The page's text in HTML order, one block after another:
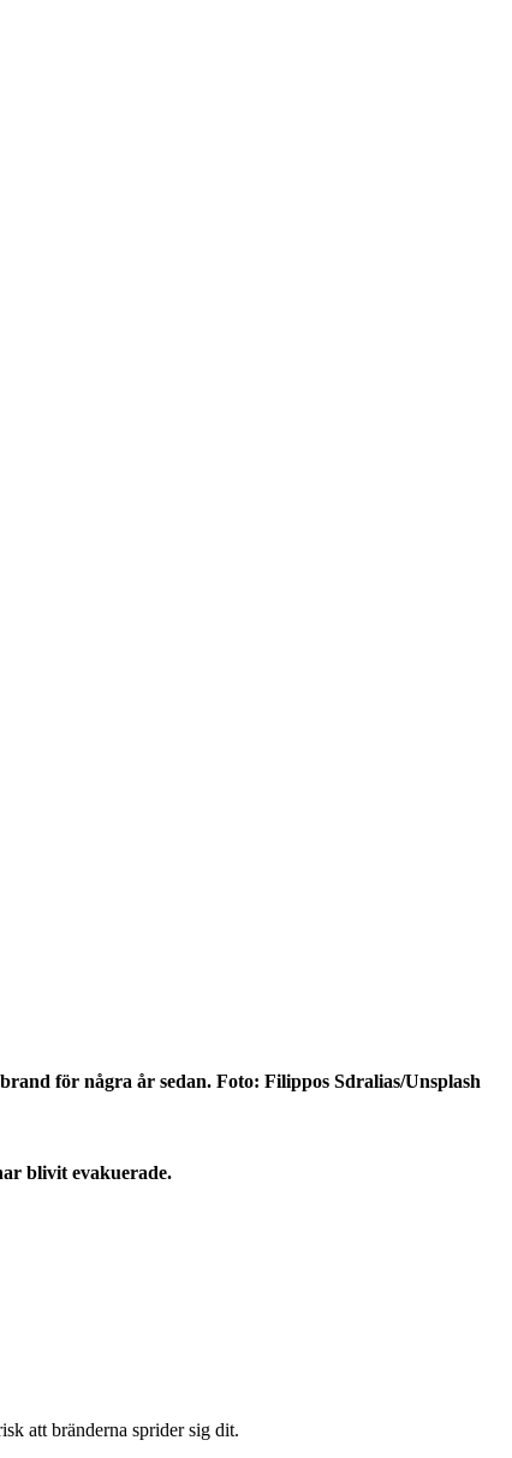
för några år sedan. Foto: Filippos Sdralias/Unsplash
blivit evakuerade.
att bränderna sprider sig dit.